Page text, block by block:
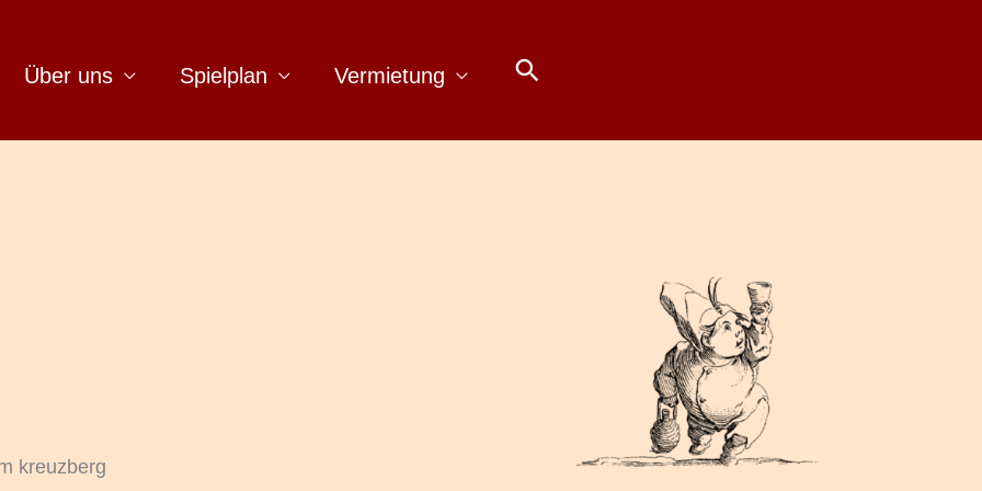
Über uns Spielplan Vermietung Suchen
kreuzberg